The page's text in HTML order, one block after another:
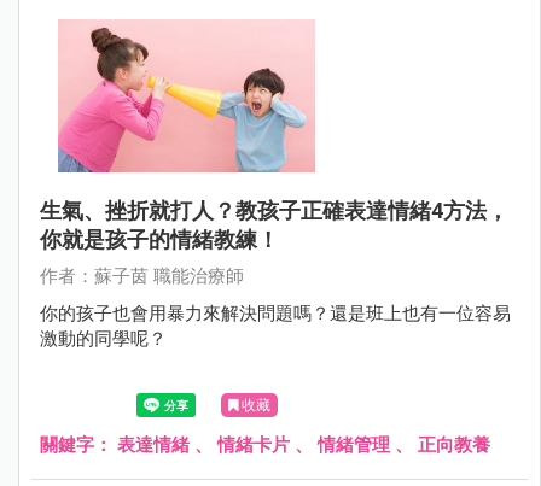
生氣、挫折就打人？教孩子正確表達情緒4方法，
你就是孩子的情緒教練！
作者：蘇子茵 職能治療師
你的孩子也會用暴力來解決問題嗎？還是班上也有一位容易
激動的同學呢？
收藏
關鍵字： 表達情緒 、情緒卡片 、情緒管理 、 正向教養